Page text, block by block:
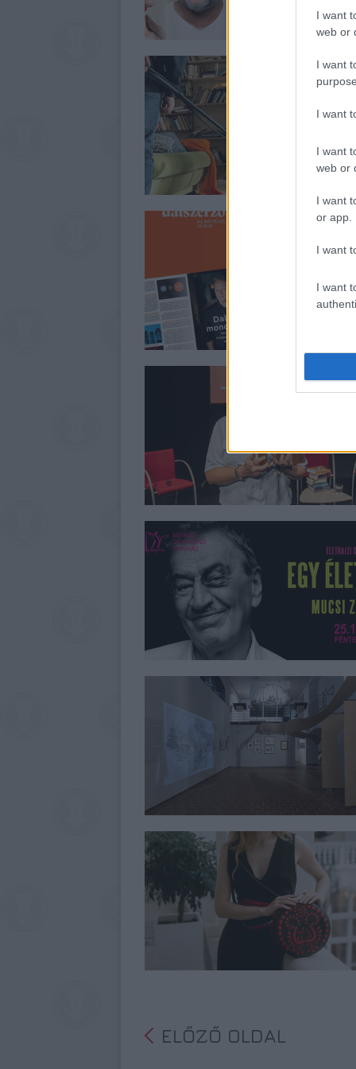
I want
web or
I want
I want
I want
web or
I want
or app.
I want
I want
ELŐZŐ OLDAL